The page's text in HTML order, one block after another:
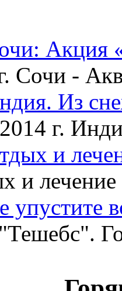
Акция
Сочи -
Из
2014 г.
и
и лечение
упустите